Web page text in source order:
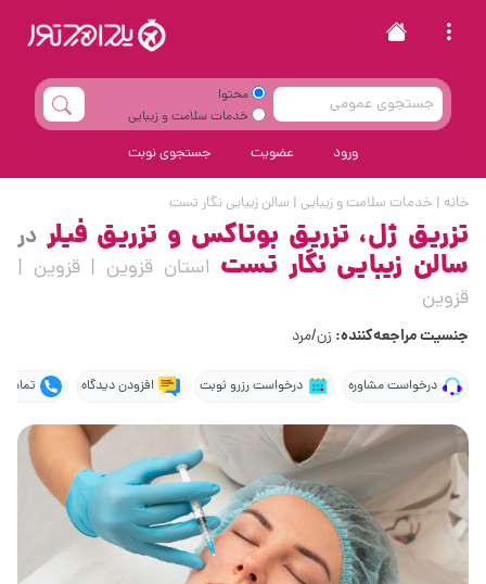
محتوا
خدمات سلامت و زیبایی
ورود عضویت جستجوی نوبت
خانه | خدمات سلامت و زیبایی | سالن زیبایی نگار تست
تزریق ژل، تزریق بوتاکس و تزریق فیلر در
سالن زیبایی نگار تست استان قزوین | قزوین |
قزوین
جنسیت مراجعه‌کننده: زن/مرد
درخواست مشاوره درخواست رزرو نوبت افزودن دیدگاه تماس